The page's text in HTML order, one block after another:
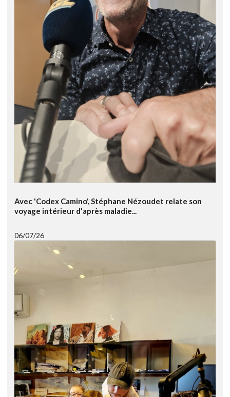
Avec 'Codex Camino', Stéphane Nézoudet relate son
voyage intérieur d'après maladie...
06/07/26